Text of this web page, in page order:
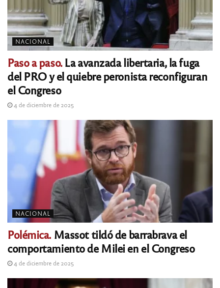
NACIONAL
Paso a paso.La avanzada libertaria, la fuga
del PRO y el quiebre peronista reconfiguran
el Congreso
4 de diciembre de 2025
NACIONAL
Polémica. Massot tildó de barrabrava el
comportamiento de Milei en el Congreso
4 de diciembre de 2025